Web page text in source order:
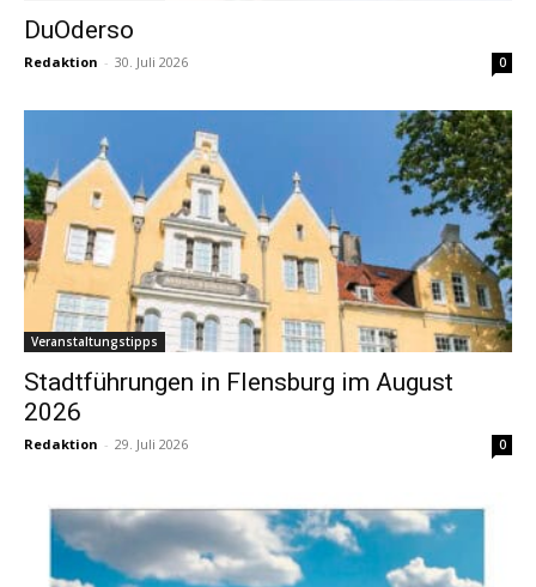
DuOderso
Redaktion - 30. Juli 2026 0
Veranstaltungstipps
Stadtführungen in Flensburg im August
2026
Redaktion - 29. Juli 2026 0